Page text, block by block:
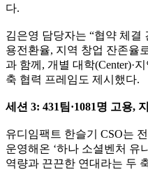
다.
김은영 담당자는 “협약 체결
용전환율, 지역 창업 잔존율
과 함께, 개별 대학(Center)·
축 협력 프레임도 제시했다.
세션 3: 431팀·1081명 고용,
유디임팩트 한슬기 CSO는
운영해온 ‘하나 소셜벤처 유
역량과 끈끈한 연대라는 두